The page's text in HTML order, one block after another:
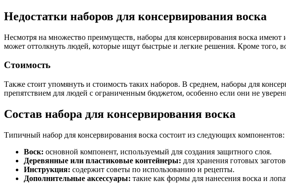
Недостатки наборов для консервирования воска
Несмотря на множество преимуществ, наборы для консервирования воска
может оттолкнуть людей, которые ищут быстрые и легкие решения. Кроме того,
Стоимость
Также стоит упомянуть и стоимость таких наборов. В среднем, наборы для
препятствием для людей с ограниченным бюджетом, особенно если они не
Состав набора для консервирования воска
Типичный набор для консервирования воска состоит из следующих компонентов:
Воск: основной компонент, используемый для создания защитного слоя.
Деревянные или пластиковые контейнеры: для хранения готовых
Инструкция: содержит советы по использованию и рецепты.
Дополнительные аксессуары: такие как формы для нанесения воска и